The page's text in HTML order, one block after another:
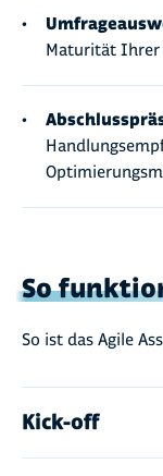
Maturität Ihrer
So
So ist das Agile
Kick-off